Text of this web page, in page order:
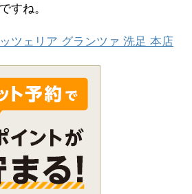
すね。
ツェリア グランツァ 洗足 本店